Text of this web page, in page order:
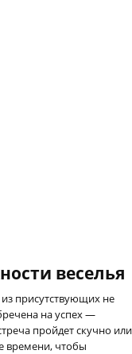
веселья
присутствующих не
на успех —
пройдет скучно или
времени, чтобы